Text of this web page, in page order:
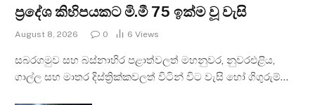
ප්‍රදේශ කිහිපයකට මි.මී 75 ඉක්ම වූ වැසි
August 8, 2026 0 6 Views
සබරගමුව සහ බස්නාහිර පළාත්වලත් මහනුවර, නුවරඑළිය,
ගාල්ල සහ මාතර දිස්ත්‍රික්කවලත් විටින් විට වැසි හෝ ගිගුරුම්…